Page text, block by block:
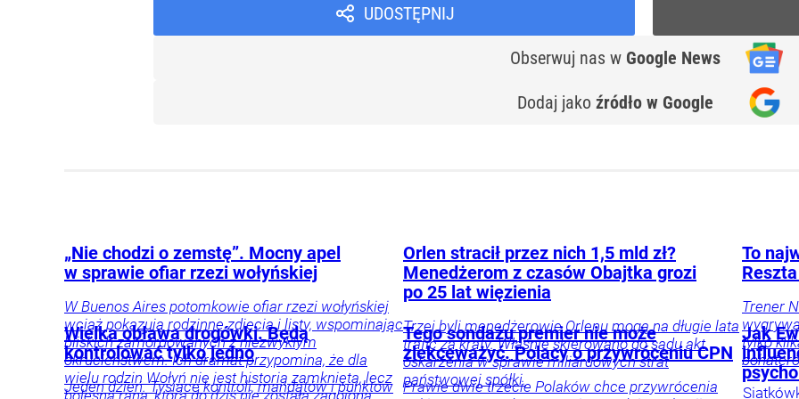
UDOSTĘPNIJ
Obserwuj nas w Google News
Dodaj jako źródło w Google
„Nie chodzi o zemstę”. Mocny apel
w sprawie ofiar rzezi wołyńskiej
W Buenos Aires potomkowie ofiar rzezi wołyńskiej
wciąż pokazują rodzinne zdjęcia i listy, wspominając
bliskich zamordowanych z niezwykłym
okrucieństwem. Ich dramat przypomina, że dla
wielu rodzin Wołyń nie jest historią zamkniętą, lecz
Orlen stracił przez nich 1,5 mld zł?
Menedżerom z czasów Obajtka grozi
po 25 lat więzienia
Trzej byli menedżerowie Orlenu mogą na długie lata
trafić za kraty. Właśnie skierowano do sądu akt
oskarżenia w sprawie miliardowych strat
państwowej spółki.
To
Trener
tylko
Wielka obława drogówki. Będą
kontrolować tylko jedno
Jeden dzień. Tysiące kontroli, mandatów i punktów
Tego sondażu premier nie może
zlekceważyć. Polacy o przywróceniu CPN
Prawie dwie trzecie Polaków chce przywrócenia
Jak